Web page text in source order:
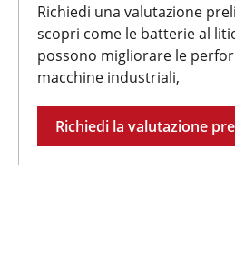
Richiedi una valutazione
scopri come le batterie al
possono migliorare le
macchine industriali,
Richiedi la valutazione